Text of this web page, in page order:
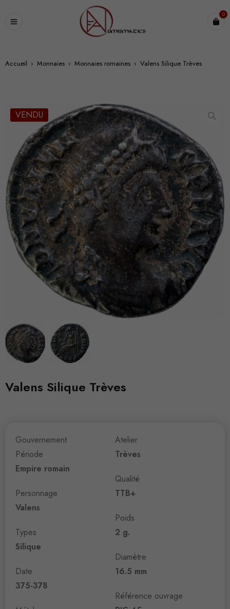
0
Accueil › Monnaies › Monnaies romaines › Valens Silique Trèves
VENDU
Valens Silique Trèves
Gouvernement
Période
Empire romain
Personnage
Valens
Types
Silique
Date
375-378
Atelier
Trèves
Qualité
TTB+
Poids
2 g.
Diamètre
16.5 mm
Référence ouvrage